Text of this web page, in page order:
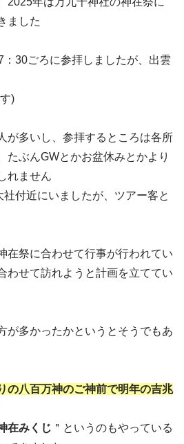
ました
30ごろに参拝しましたが、出雲
)
が多いし、参拝するところは各所
たぶんGWとかお盆休みとかより
れません
付近にいましたが、ツアー客と
在祭に合わせて行事が行われてい
わせて訪れようと計画を立ててい
が多かったかというとそうでもあ
の八百万神のご神前で明年の吉兆
在みくじ ＂というのもやっている